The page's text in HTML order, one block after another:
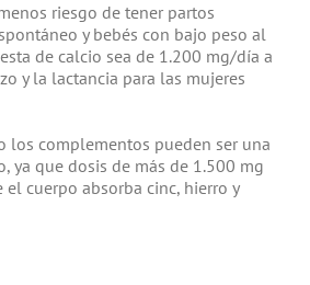
riesgo de tener partos
y bebés con bajo peso al
de calcio sea de 1.200 mg/día a
y la lactancia para las mujeres
los complementos pueden ser una
ya que dosis de más de 1.500 mg
cuerpo absorba cinc, hierro y